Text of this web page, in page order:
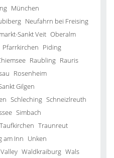
München
Neufahrn bei Freising
Sankt Veit Oberalm
Pfarrkirchen Piding
Raubling Rauris
Rosenheim
Gilgen
Schleching Schneizlreuth
Simbach
Taufkirchen Traunreut
am Inn Unken
Valley Waldkraiburg Wals